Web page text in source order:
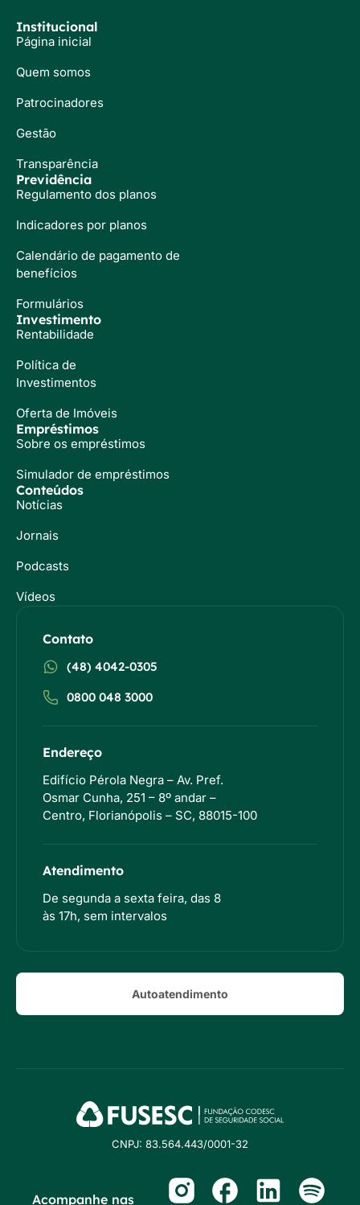
Institucional
Página inicial
Quem somos
Patrocinadores
Gestão
Transparência
Previdência
Regulamento dos planos
Indicadores por planos
Calendário de pagamento de
benefícios
Formulários
Investimento
Rentabilidade
Política de
Investimentos
Oferta de Imóveis
Empréstimos
Sobre os empréstimos
Simulador de empréstimos
Conteúdos
Notícias
Jornais
Podcasts
Vídeos
Contato
(48) 4042-0305
0800 048 3000
Endereço
Edifício Pérola Negra – Av. Pref.
Osmar Cunha, 251 – 8º andar –
Centro, Florianópolis – SC, 88015-100
Atendimento
De segunda a sexta feira, das 8
às 17h, sem intervalos
Autoatendimento
CNPJ: 83.564.443/0001-32
Acompanhe nas